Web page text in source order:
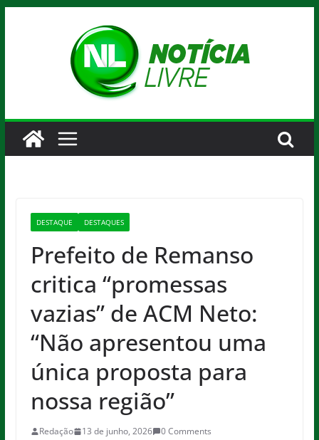
DESTAQUE DESTAQUES
Prefeito de Remanso
critica “promessas
vazias” de ACM Neto:
“Não apresentou uma
única proposta para
nossa região”
Redação 13 de junho, 2026 0 Comments